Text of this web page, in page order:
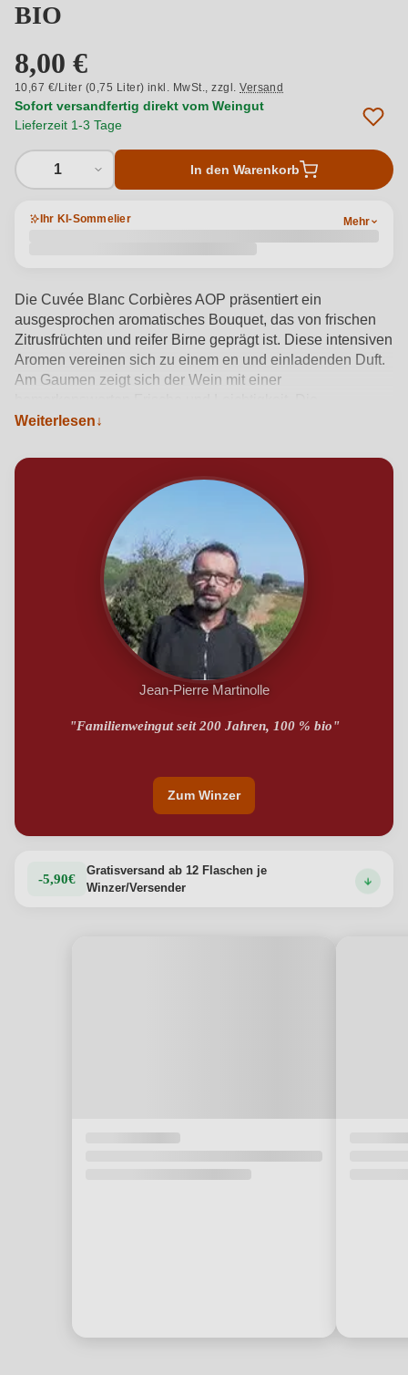
BIO
8,00 €
10,67 €/Liter (0,75 Liter) inkl. MwSt.,zzgl.Versand
Sofort versandfertig direkt vom Weingut
Lieferzeit 1-3 Tage
1 In den Warenkorb
Ihr KI-Sommelier Mehr
Die Cuvée Blanc Corbières AOP präsentiert ein
ausgesprochen aromatisches Bouquet, das von frischen
Zitrusfrüchten und reifer Birne geprägt ist. Diese intensiven
Aromen vereinen sich zu einem en und einladenden Duft.
Am Gaumen zeigt sich der Wein mit einer
Geschmackskombination aus Zitrusfrüchten und
Geschmackserlebnis. Die Struktur des Weins ist klar und
präzise, was ihm eine erfrischende Qualität verleiht.
Produktdetails anzeigen →
Weiterlesen
Jean-Pierre Martinolle
"Familienweingut seit 200 Jahren, 100 % bio"
Zum Winzer
-5,90€
Gratisversand ab 12 Flaschen je
Winzer/Versender